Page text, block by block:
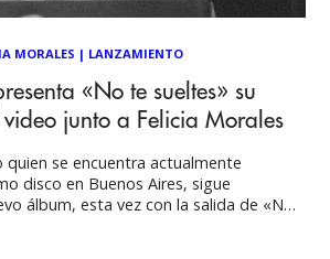
MORALES | LANZAMIENTO
«No te sueltes» su
junto a Felicia Morales
quien se encuentra actualmente
disco en Buenos Aires, sigue
álbum, esta vez con la salida de «No
Junto a la cantante,